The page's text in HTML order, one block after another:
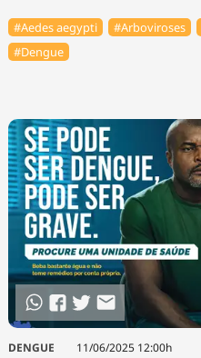
#Aedes aegypti #Arboviroses
#Dengue
DENGUE 11/06/2025 12:00h